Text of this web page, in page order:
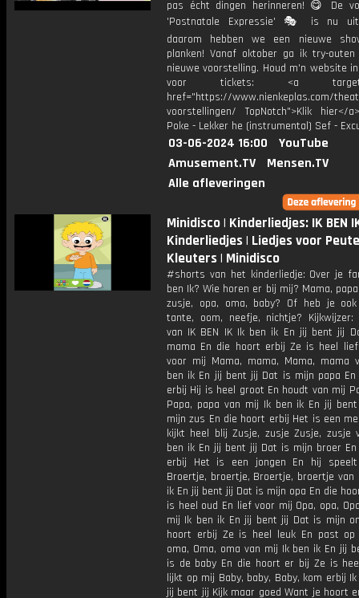
pas écht dingen herinneren! 😋 De
'Postnatale Expressie' 🎭 is nu
daarom hebben we een nieuwe
planken! Vanaf oktober ga ik try-
nieuwe voorstelling. Houd m'n website
voor tickets: <a
href="https://www.nienkeplas.com/
voorstellingen/ TopNotch">Klik hier</
Poke - Lekker he (instrumental) Sef -
03-06-2024 16:00
YouTube
Amusement.TV
Mensen.TV
Alle afleveringen
Minidisco | Kinderliedjes: IK BEN
Kinderliedjes | Liedjes voor
Kleuters | Minidisco
#shorts van het kinderliedje: Over je
ben Ik? Wie horen er bij mij? Mama,
zusje, opa, oma, baby? Of heb je
tante, oom, neefje, nichtje? Kijkwijzer:
van IK BEN IK Ik ben ik En jij bent jij
mama En die hoort erbij Ze is heel
voor mij Mama, mama, Mama, mama
ben ik En jij bent jij Dat is mijn papa
erbij Hij is heel groot En houdt van mij
Papa, papa van mij Ik ben ik En jij
mijn zus En die hoort erbij Het is een
kijkt heel blij Zusje, zusje Zusje, zusje
ben ik En jij bent jij Dat is mijn broer
erbij Het is een jongen En hij
Broertje, broertje, Broertje, broertje van
ik En jij bent jij Dat is mijn opa En die
is heel oud En lief voor mij Opa, opa,
mij Ik ben ik En jij bent jij Dat is mijn
hoort erbij Ze is heel leuk En past op
oma, Oma, oma van mij Ik ben ik En jij
is de baby En die hoort er bij Ze is
lijkt op mij Baby, baby, Baby, kom erbij
jij bent jij Kijk maar goed Want je hoort